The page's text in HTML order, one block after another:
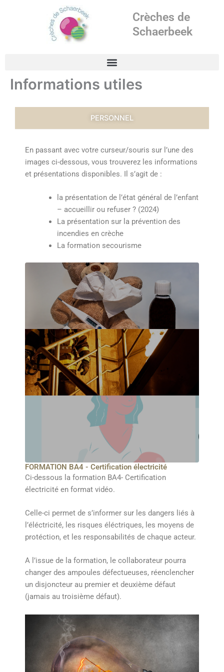
Crèches de
Schaerbeek
Informations utiles
PERSONNEL
En passant avec votre curseur/souris sur l’une des
images ci-dessous, vous trouverez les informations
et présentations disponibles. Il s’agit de :
la présentation de l’état général de l’enfant
– accueillir ou refuser ? (2024)
La présentation sur la prévention des
incendies en crèche
La formation secourisme
FORMATION BA4 - Certification électricité
Ci-dessous la formation BA4- Certification
électricité en format vidéo.
Celle-ci permet de s’informer sur les dangers liés à
l’éléctricité, les risques éléctriques, les moyens de
protéction, et les responsabilités de chaque acteur.
A l’issue de la formation, le collaborateur pourra
changer des ampoules défectueuses, réenclencher
un disjoncteur au premier et deuxième défaut
(jamais au troisième défaut).